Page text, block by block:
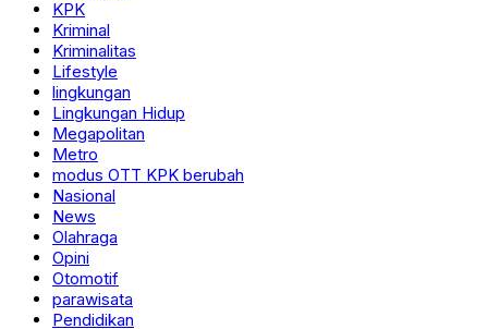
KPK
Kriminal
Kriminalitas
Lifestyle
lingkungan
Lingkungan Hidup
Megapolitan
Metro
modus OTT KPK berubah
Nasional
News
Olahraga
Opini
Otomotif
parawisata
Pendidikan